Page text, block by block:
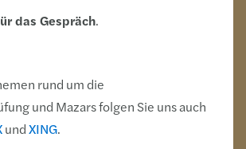
das Gespräch.
rund um die
und Mazars folgen Sie uns auch
undXING.